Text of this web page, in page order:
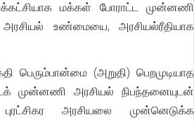
மக்கள் போராட்ட முன்னணி
அரசியல் உண்மையை, அரசியல்ரீதியாக
(அறுதி) பெறமுடியாத
முன்னணி அரசியல் நிபந்தனையுடன்
அரசியலை முன்னெடுக்க